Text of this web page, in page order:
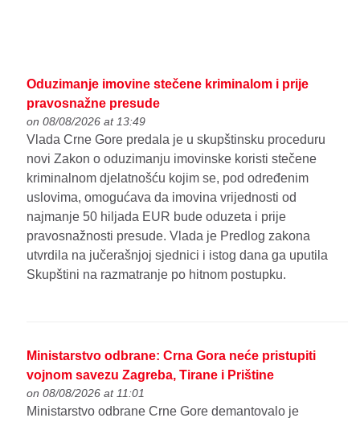
Oduzimanje imovine stečene kriminalom i prije
pravosnažne presude
on 08/08/2026 at 13:49
Vlada Crne Gore predala je u skupštinsku proceduru
novi Zakon o oduzimanju imovinske koristi stečene
kriminalnom djelatnošću kojim se, pod određenim
uslovima, omogućava da imovina vrijednosti od
najmanje 50 hiljada EUR bude oduzeta i prije
pravosnažnosti presude. Vlada je Predlog zakona
utvrdila na jučerašnjoj sjednici i istog dana ga uputila
Skupštini na razmatranje po hitnom postupku.
Ministarstvo odbrane: Crna Gora neće pristupiti
vojnom savezu Zagreba, Tirane i Prištine
on 08/08/2026 at 11:01
Ministarstvo odbrane Crne Gore demantovalo je